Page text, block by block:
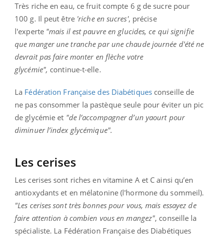
Très riche en eau, ce fruit compte 6 g de sucre pour
100 g. Il peut être 'riche en sucres', précise
l'experte "mais il est pauvre en glucides, ce qui signifie
que manger une tranche par une chaude journée d'été ne
devrait pas faire monter en flèche votre
glycémie", continue-t-elle.
La Fédération Française des Diabétiquesconseille de
ne pas consommer la pastèque seule pour éviter un pic
de glycémie et "de l’accompagner d’un yaourt pour
diminuer l’index glycémique".
Les cerises
Les cerises sont riches en vitamine A et C ainsi qu’en
antioxydants et en mélatonine (l'hormone du sommeil).
"Les cerises sont très bonnes pour vous, mais essayez de
faire attention à combien vous en mangez", conseille la
spécialiste. La Fédération Française des Diabétiques